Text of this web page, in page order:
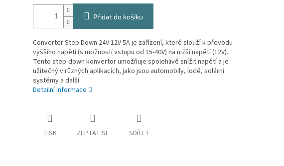
Přidat do košíku
Converter Step Down 24V 12V 5A je zařízení, které slouží k převodu
vyššího napětí (s možností vstupu od 15-40V) na nižší napětí (12V).
Tento step-down konvertor umožňuje spolehlivě snížit napětí a je
užitečný v různých aplikacích, jako jsou automobily, lodě, solární
systémy a další.
Detailní informace
TISK ZEPTAT SE SDÍLET